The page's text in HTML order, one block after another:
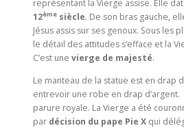
représentant la Vierge assise. Elle
12ème siècle. De son bras gauche,
Jésus assis sur ses genoux. Sous les
le détail des attitudes s’efface et la
C’est unevierge de majesté.
Le manteau de la statue est en drap
entrevoir une robe en drap d’argent.
parure royale. La Vierge a été
par décision du pape Pie X qui